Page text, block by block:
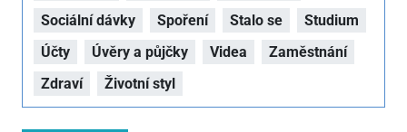
Sociální dávky
Spoření Stalo se
Studium
Účty
Úvěry a půjčky Videa
Zaměstnání
Zdraví
Životní styl